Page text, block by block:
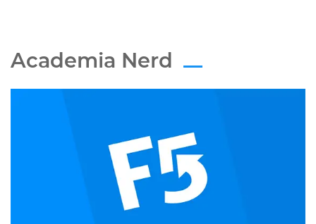
Academia Nerd